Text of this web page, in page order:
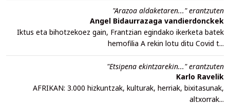
"Arazoa aldaketaren..." erantzuten
Angel Bidaurrazaga vandierdonckek
Iktus eta bihotzekoez gain, Frantzian egindako ikerketa batek
hemofilia A rekin lotu ditu Covid t...
"Etsipena ekintzarekin..." erantzuten
Karlo Ravelik
AFRIKAN: 3.000 hizkuntzak, kulturak, herriak, bixitasunak,
altxorrak...